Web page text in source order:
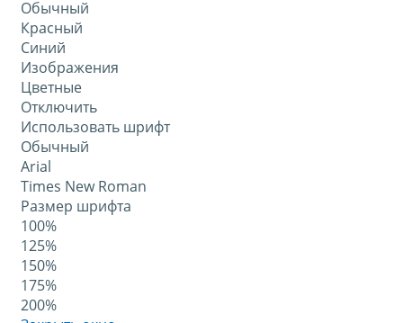
Обычный
Красный
Синий
Изображения
Цветные
Отключить
Использовать шрифт
Обычный
Arial
Times New Roman
Размер шрифта
100%
125%
150%
175%
200%